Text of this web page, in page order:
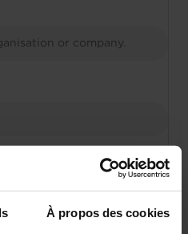
À propos des cookies